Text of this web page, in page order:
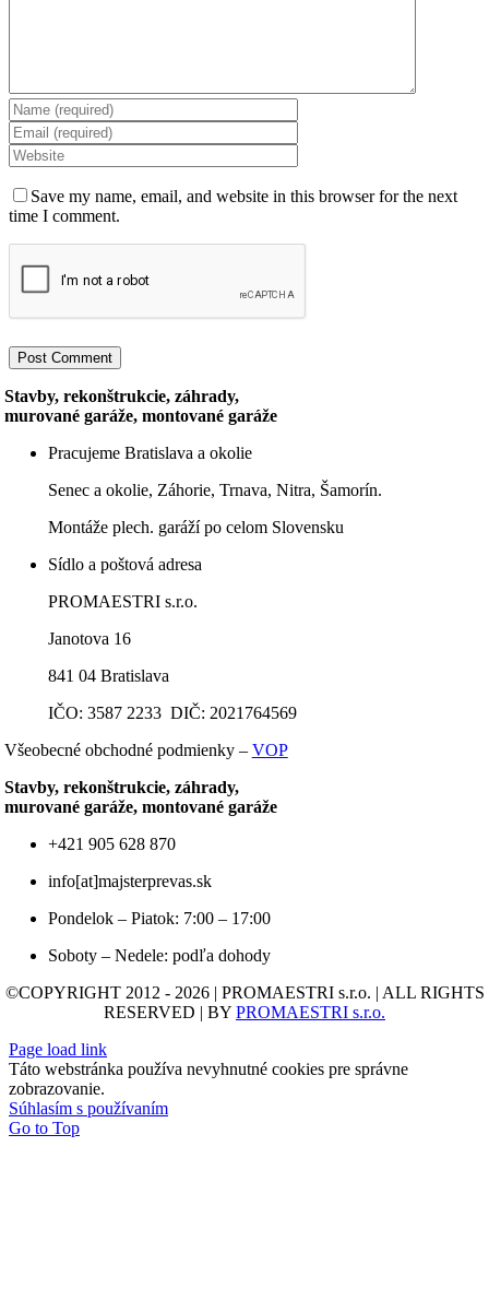
Save my name, email, and website in this browser for the next
time I comment.
Stavby, rekonštrukcie, záhrady,
murované garáže, montované garáže
Pracujeme Bratislava a okolie
Senec a okolie, Záhorie, Trnava, Nitra, Šamorín.
Montáže plech. garáží po celom Slovensku
Sídlo a poštová adresa
PROMAESTRI s.r.o.
Janotova 16
841 04 Bratislava
IČO: 3587 2233 DIČ: 2021764569
Všeobecné obchodné podmienky – VOP
Stavby, rekonštrukcie, záhrady,
murované garáže, montované garáže
+421 905 628 870
info[at]majsterprevas.sk
Pondelok – Piatok: 7:00 – 17:00
Soboty – Nedele: podľa dohody
©COPYRIGHT 2012 - 2026 | PROMAESTRI s.r.o. | ALL RIGHTS
RESERVED | BY PROMAESTRI s.r.o.
Page load link
Táto webstránka používa nevyhnutné cookies pre správne
zobrazovanie.
Súhlasím s používaním
Go to Top